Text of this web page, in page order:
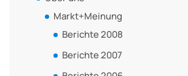
Markt+Meinung
Berichte 2008
Berichte 2007